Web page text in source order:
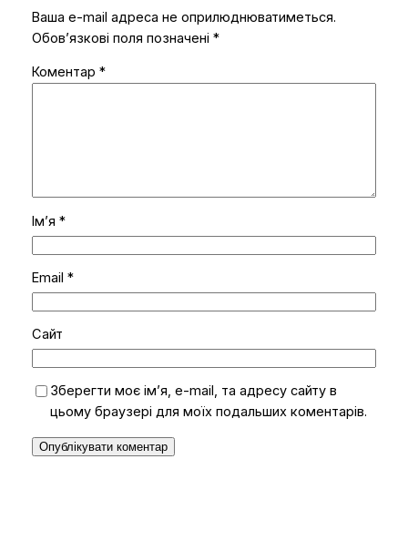
Ваша e-mail адреса не оприлюднюватиметься.
Обов’язкові поля позначені *
Коментар *
Ім’я *
Email *
Сайт
Зберегти моє ім’я, e-mail, та адресу сайту в
цьому браузері для моїх подальших коментарів.